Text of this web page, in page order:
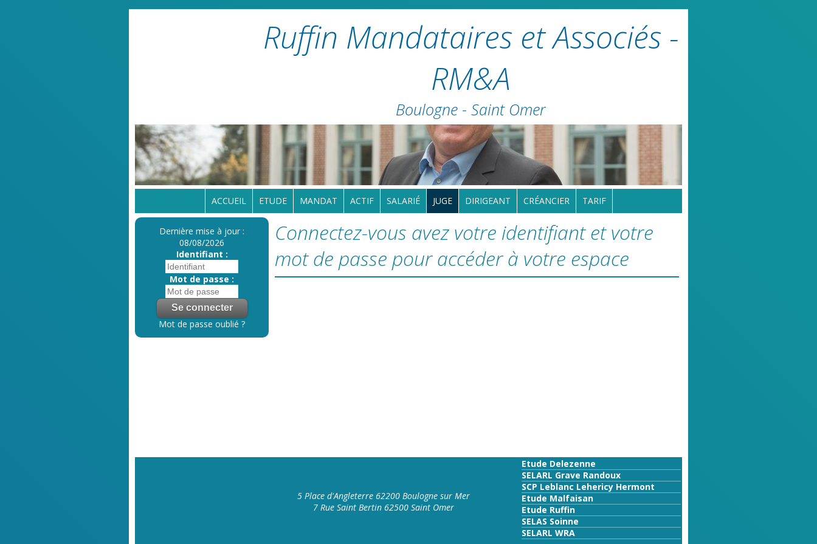
Ruffin Mandataires et Associés -
RM&A
Boulogne - Saint Omer
ACCUEIL ETUDE MANDAT ACTIF SALARIÉ JUGE DIRIGEANT CRÉANCIER TARIF
Dernière mise à jour :
08/08/2026
Identifiant :
Mot de passe :
Mot de passe oublié ?
Connectez-vous avez votre identifiant et votre
mot de passe pour accéder à votre espace
5 Place d'Angleterre 62200 Boulogne sur Mer
7 Rue Saint Bertin 62500 Saint Omer
Etude Delezenne
SELARL Grave Randoux
SCP Leblanc Lehericy Hermont
Etude Malfaisan
Etude Ruffin
SELAS Soinne
SELARL WRA